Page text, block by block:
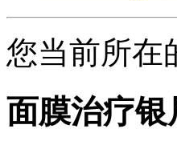
您当前所在
面膜治疗银